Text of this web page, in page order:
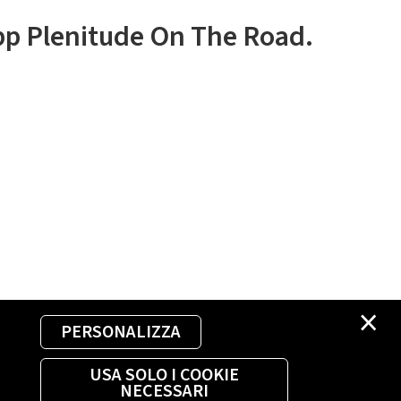
×
PERSONALIZZA
USA SOLO I COOKIE
NECESSARI
Plenitude On The Road.